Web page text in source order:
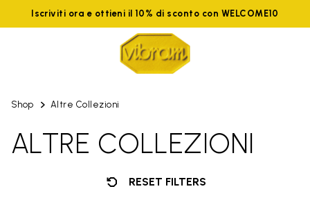
Iscriviti ora e ottieni il 10% di sconto con WELCOME10
Shop Altre Collezioni
ALTRE COLLEZIONI
RESET FILTERS